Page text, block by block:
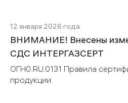
12 января 2026 года
ВНИМАНИЕ! Внесены
СДС ИНТЕРГАЗСЕРТ
ОГН0.RU.0131 Правила
продукции.